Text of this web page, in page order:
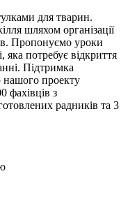
для тварин.
шляхом організації
Пропонуємо уроки
яка потребує відкриття
Підтримка
нашого проекту
фахівців з
радників та 3